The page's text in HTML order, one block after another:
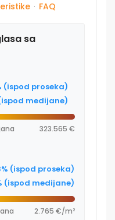
· FAQ
sa
(ispod proseka)
medijane)
323.565 €
(ispod proseka)
(ispod medijane)
2.765 €/m²